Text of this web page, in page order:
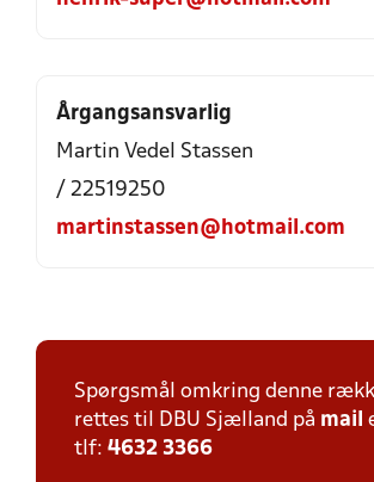
Årgangsansvarlig
Martin Vedel Stassen
/ 22519250
martinstassen@hotmail.com
Spørgsmål omkring denne
rettes til DBU Sjælland på mail
tlf: 4632 3366